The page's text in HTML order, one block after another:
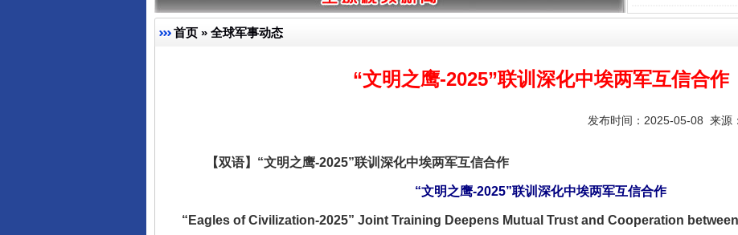
首页 » 全球军事动态
“文明之鹰-2025”联训深化中埃两军互信合作
发布时间：2025-05-08 来源：
【双语】“文明之鹰-2025”联训深化中埃两军互信合作
“文明之鹰-2025”联训深化中埃两军互信合作
“Eagles of Civilization-2025” Joint Training Deepens Mutual Trust and Cooperation